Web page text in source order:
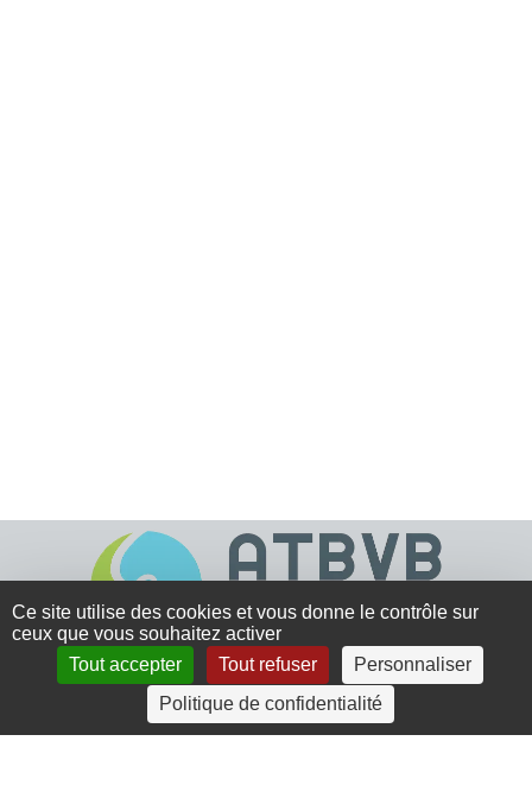
4 rue Crec’h-Ugen
22810 Belle Isle en Terre
Ce site utilise des cookies et vous donne le contrôle sur
ceux que vous souhaitez activer
Tout accepter
Tout refuser
Personnaliser
Politique de confidentialité